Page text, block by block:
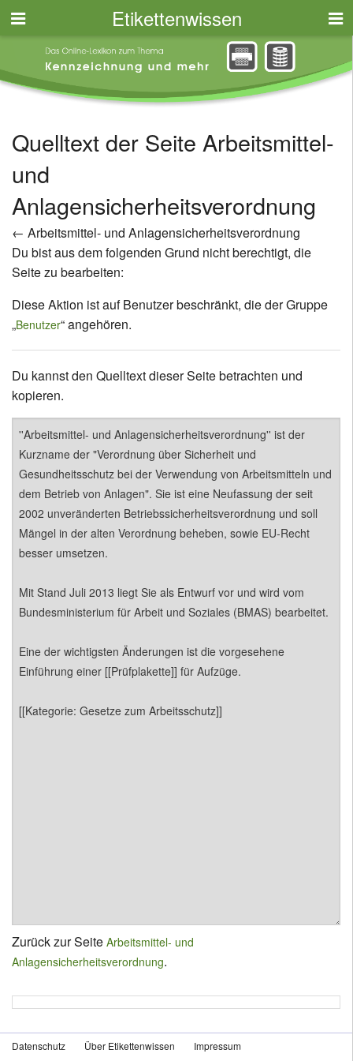
Etikettenwissen
Quelltext der Seite Arbeitsmittel-
und
Anlagensicherheitsverordnung
← Arbeitsmittel- und Anlagensicherheitsverordnung
Du bist aus dem folgenden Grund nicht berechtigt, die
Seite zu bearbeiten:
Diese Aktion ist auf Benutzer beschränkt, die der Gruppe
„Benutzer“ angehören.
Du kannst den Quelltext dieser Seite betrachten und
kopieren.
Zurück zur Seite Arbeitsmittel- und
Anlagensicherheitsverordnung.
Datenschutz Über Etikettenwissen Impressum